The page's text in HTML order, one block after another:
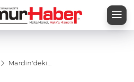
Mardin'deki